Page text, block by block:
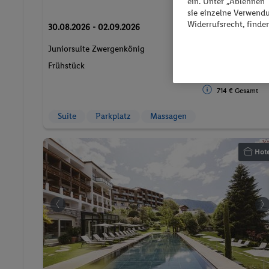
30.08.2026 - 02.09.2026
Juniorsuite Zwergenkönig
Frühstück
p.P. ab
333.62
714 € Gesamt
Suite Parkplatz Massagen
sie einzelne
Widerrufsrecht,